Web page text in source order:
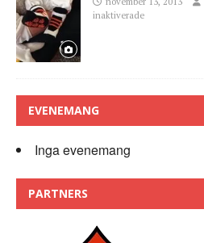
inaktiverade
EVENEMANG
Inga evenemang
PARTNERS